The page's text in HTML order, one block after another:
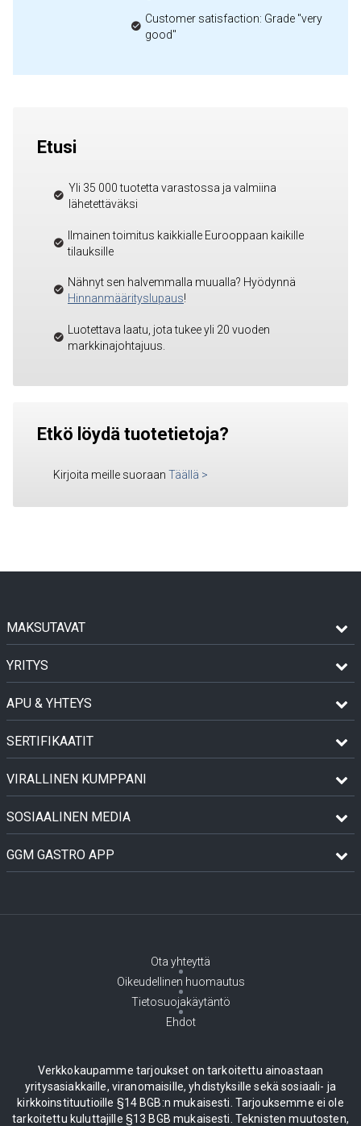
Customer satisfaction: Grade "very
good"
Etusi
Yli 35 000 tuotetta varastossa ja valmiina
lähetettäväksi
Ilmainen toimitus kaikkialle Eurooppaan kaikille
tilauksille
Nähnyt sen halvemmalla muualla? Hyödynnä
Hinnanmäärityslupaus!
Luotettava laatu, jota tukee yli 20 vuoden
markkinajohtajuus.
Etkö löydä tuotetietoja?
Kirjoita meille suoraan Täällä >
MAKSUTAVAT
YRITYS
APU & YHTEYS
SERTIFIKAATIT
VIRALLINEN KUMPPANI
SOSIAALINEN MEDIA
GGM GASTRO APP
Ota yhteyttä
Oikeudellinen huomautus
Tietosuojakäytäntö
Ehdot
Verkkokaupamme tarjoukset on tarkoitettu ainoastaan
yritysasiakkaille, viranomaisille, yhdistyksille sekä sosiaali- ja
kirkkoinstituutioille §14 BGB:n mukaisesti. Tarjouksemme ei ole
tarkoitettu kuluttajille §13 BGB mukaisesti. Teknisten muutosten,